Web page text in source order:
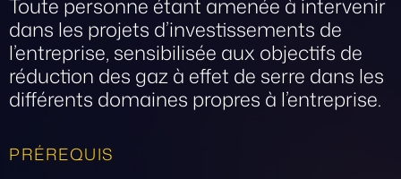
Toute personne étant amenée à intervenir
dans les projets d’investissements de
l’entreprise, sensibilisée aux objectifs de
réduction des gaz à effet de serre dans les
différents domaines propres à l’entreprise.
PRÉREQUIS